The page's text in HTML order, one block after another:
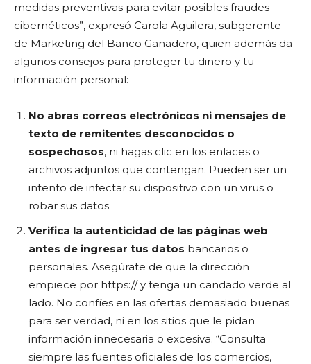
medidas preventivas para evitar posibles fraudes
cibernéticos”, expresó Carola Aguilera, subgerente
de Marketing del Banco Ganadero, quien además da
algunos consejos para proteger tu dinero y tu
información personal:
No abras correos electrónicos ni mensajes de
texto de remitentes desconocidos o
sospechosos, ni hagas clic en los enlaces o
archivos adjuntos que contengan. Pueden ser un
intento de infectar su dispositivo con un virus o
robar sus datos.
Verifica la autenticidad de las páginas web
antes de ingresar tus datos bancarios o
personales. Asegúrate de que la dirección
empiece por https:// y tenga un candado verde al
lado. No confíes en las ofertas demasiado buenas
para ser verdad, ni en los sitios que le pidan
información innecesaria o excesiva. “Consulta
siempre las fuentes oficiales de los comercios,